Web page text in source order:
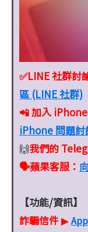
✅LINE 社群討
區 (LINE 社群)
📲 加入
iPhone 問題討
🙌我們的
🗣️蘋果客服 ：
【功能/資訊】
詐騙信件▶